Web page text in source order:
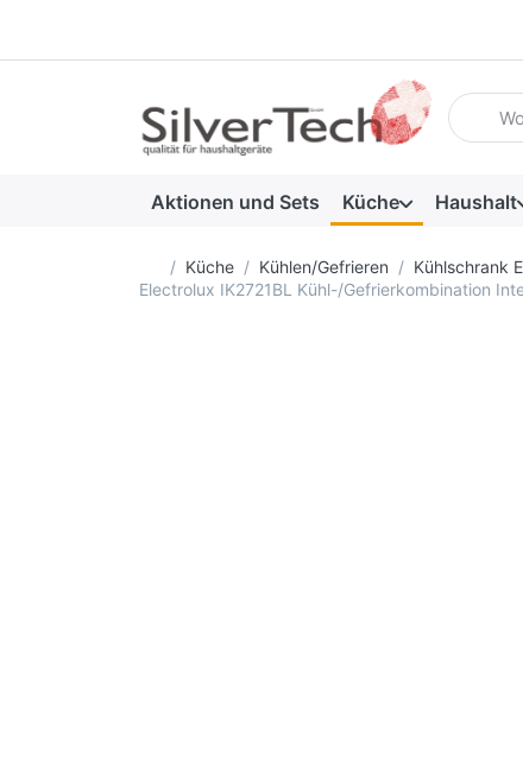
Geben
Aktionen und Sets Küche Haushalt
Startseite
Küche Kühlen/Gefrieren Kühlschrank
Electrolux IK2721BL Kühl-/Gefrierkombination